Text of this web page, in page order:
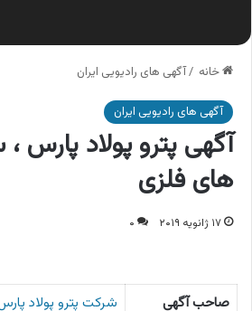
خانه /آگهی های رادیویی ایران
آگهی های رادیویی ایران
آگهی پترو پولاد پارس ،
های فلزی
۱۷ ژانویه ۲۰۱۹ ۰
صاحب آگهی
شرکت پترو پولاد